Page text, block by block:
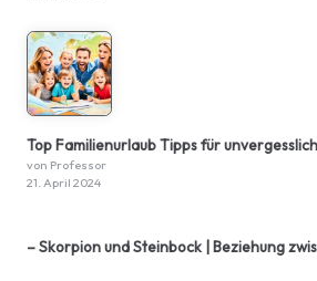
Top Familienurlaub Tipps für
von Professor
21. April 2024
– Skorpion und Steinbock | Beziehung